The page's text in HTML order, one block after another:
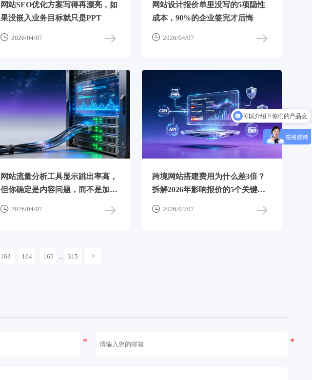
网站SEO优化方案写得再漂亮，如
果没嵌入业务目标就只是PPT
 2026/04/07
网站设计报价单里没写的5项隐性
成本，90%的企业签完才后悔
 2026/04/07
网站流量分析工具显示跳出率高，
但你确定是内容问题，而不是加载
 2026/04/07
跨境网站搭建费用为什么差3倍？
拆解2026年影响报价的5个关键变
 2026/04/07
163 164 165 315 >
可以介绍下你们的产品么
你们是怎么收费的呢